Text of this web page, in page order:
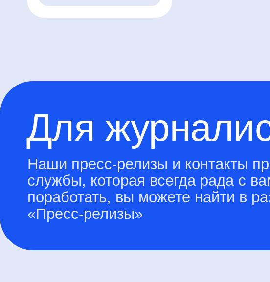
Наши пресс-релизы и контакты пресс-
ООО «Сенсор-Тех»: г.Москва, вн.тер.г. муниципальный округ
Можайский, ИЦ Сколково, ул Нобеля, д. 7, этаж 4, помещ./ком./р.м.
v/68/8
АНО «Лаборатория «Сенсор-Тех»: г. Москва, Павелецкая наб., д. 2,
info@sensor-tech.ru